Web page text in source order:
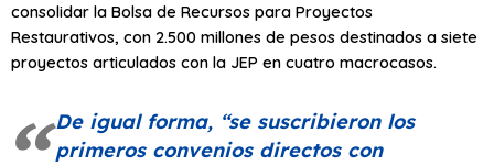
consolidar la Bolsa de Recursos para Proyectos
Restaurativos, con 2.500 millones de pesos destinados a siete
proyectos articulados con la JEP en cuatro macrocasos.
De igual forma, “se suscribieron los
primeros convenios directos con